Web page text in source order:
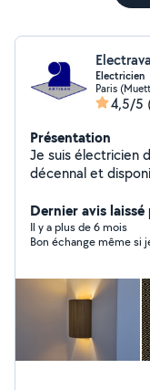
Electricien
Paris
4,5/5
Présentation
Je suis électricien depuis 1996 , qualifié, mon assurance
décennal et disponible , une attestation Mise en
par le Consuel, et ma été délivré,également une
attestation sur les
Mon suivi après chantier et
Dernier avis
Il y a plus de 6 mois
Bon échange même si